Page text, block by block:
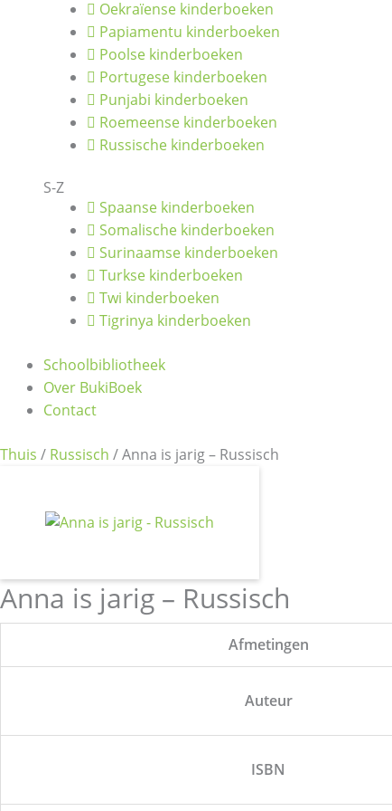
Oekraïense kinderboeken
Papiamentu kinderboeken
Poolse kinderboeken
Portugese kinderboeken
Punjabi kinderboeken
Roemeense kinderboeken
Russische kinderboeken
S-Z
Spaanse kinderboeken
Somalische kinderboeken
Surinaamse kinderboeken
Turkse kinderboeken
Twi kinderboeken
Tigrinya kinderboeken
Schoolbibliotheek
Over BukiBoek
Contact
Thuis / Russisch / Anna is jarig – Russisch
Anna is jarig – Russisch
Afmetingen
Auteur
ISBN